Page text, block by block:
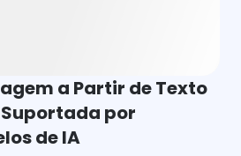
a Partir de Texto
por
de IA